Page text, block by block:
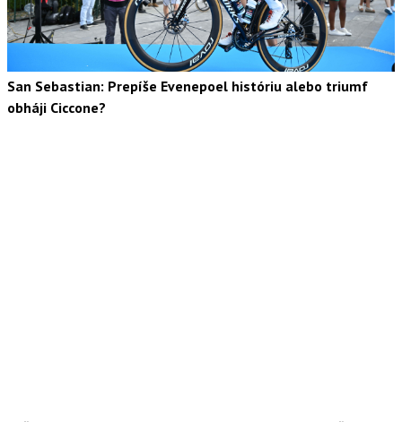
San Sebastian: Prepíše Evenepoel históriu alebo triumf
obháji Ciccone?